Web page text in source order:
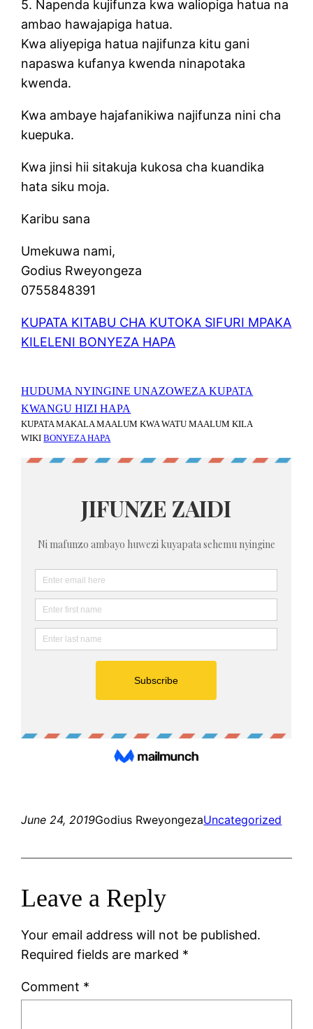
5. Napenda kujifunza kwa waliopiga hatua na
ambao hawajapiga hatua.
Kwa aliyepiga hatua najifunza kitu gani
napaswa kufanya kwenda ninapotaka
kwenda.
Kwa ambaye hajafanikiwa najifunza nini cha
kuepuka.
Kwa jinsi hii sitakuja kukosa cha kuandika
hata siku moja.
Karibu sana
Umekuwa nami,
Godius Rweyongeza
0755848391
KUPATA KITABU CHA KUTOKA SIFURI MPAKA
KILELENI BONYEZA HAPA
HUDUMA NYINGINE UNAZOWEZA KUPATA
KWANGU HIZI HAPA
KUPATA MAKALA MAALUM KWA WATU MAALUM KILA
WIKIBONYEZA HAPA
June 24, 2019Godius RweyongezaUncategorized
Leave a Reply
Your email address will not be published.
Required fields are marked *
Comment *